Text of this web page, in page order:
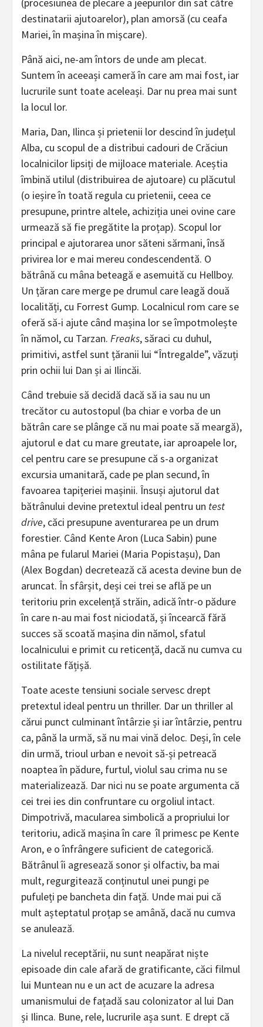
destinatarii ajutoarelor), plan amorsă (cu ceafa
Mariei, în mașina în mișcare).
Până aici, ne-am întors de unde am plecat.
Suntem în aceeași cameră în care am mai fost, iar
lucrurile sunt toate aceleași. Dar nu prea mai sunt
la locul lor.
Maria, Dan, Ilinca și prietenii lor descind în județul
Alba, cu scopul de a distribui cadouri de Crăciun
localnicilor lipsiți de mijloace materiale. Aceștia
îmbină utilul (distribuirea de ajutoare) cu plăcutul
(o ieșire în toată regula cu prietenii, ceea ce
presupune, printre altele, achiziția unei ovine care
urmează să fie pregătite la proțap). Scopul lor
principal e ajutorarea unor săteni sărmani, însă
privirea lor e mai mereu condescendentă. O
bătrână cu mâna beteagă e asemuită cu Hellboy.
Un țăran care merge pe drumul care leagă două
localități, cu Forrest Gump. Localnicul rom care se
oferă să-i ajute când mașina lor se împotmolește
în nămol, cu Tarzan. Freaks, săraci cu duhul,
primitivi, astfel sunt țăranii lui “Întregalde”, văzuți
prin ochii lui Dan și ai Ilincăi.
Când trebuie să decidă dacă să ia sau nu un
trecător cu autostopul (ba chiar e vorba de un
bătrân care se plânge că nu mai poate să meargă),
ajutorul e dat cu mare greutate, iar aproapele lor,
cel pentru care se presupune că s-a organizat
excursia umanitară, cade pe plan secund, în
favoarea tapițeriei mașinii. Însuși ajutorul dat
bătrânului devine pretextul ideal pentru un test
drive, căci presupune aventurarea pe un drum
forestier. Când Kente Aron (Luca Sabin) pune
mâna pe fularul Mariei (Maria Popistașu), Dan
(Alex Bogdan) decretează că acesta devine bun de
aruncat. În sfârșit, deși cei trei se află pe un
teritoriu prin excelență străin, adică într-o pădure
în care n-au mai fost niciodată, și încearcă fără
succes să scoată mașina din nămol, sfatul
localnicului e primit cu reticență, dacă nu cumva cu
ostilitate fățișă.
Toate aceste tensiuni sociale servesc drept
pretextul ideal pentru un thriller. Dar un thriller al
cărui punct culminant întârzie și iar întârzie, pentru
ca, până la urmă, să nu mai vină deloc. Deși, în cele
din urmă, trioul urban e nevoit să-și petreacă
noaptea în pădure, furtul, violul sau crima nu se
materializează. Dar nici nu se poate argumenta că
cei trei ies din confruntare cu orgoliul intact.
Dimpotrivă, macularea simbolică a propriului lor
teritoriu, adică mașina în care îl primesc pe Kente
Aron, e o înfrângere suficient de categorică.
Bătrânul îi agresează sonor și olfactiv, ba mai
mult, regurgitează conținutul unei pungi pe
pufuleți pe bancheta din față. Unde mai pui că
mult așteptatul proțap se amână, dacă nu cumva
se anulează.
La nivelul receptării, nu sunt neapărat niște
episoade din cale afară de gratificante, căci filmul
lui Muntean nu e un act de acuzare la adresa
umanismului de fațadă sau colonizator al lui Dan
și Ilinca. Bune, rele, lucrurile așa sunt. E drept că